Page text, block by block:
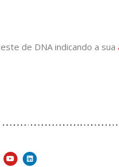
de DNA indicando a sua